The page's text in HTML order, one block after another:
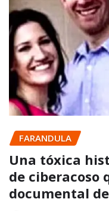
FARANDULA
Una tóxica
de ciberacoso
documental